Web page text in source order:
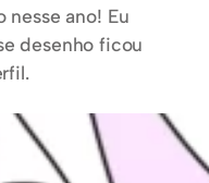
ano! Eu
desenho ficou